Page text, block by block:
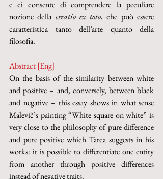
e ci consente di comprendere la peculiare
nozione della creatio ex toto, che può essere
caratteristica tanto dell’arte quanto della
filosofia.
Abstract [Eng]
On the basis of the similarity between white
and positive – and, conversely, between black
and negative – this essay shows in what sense
Malevič’s painting “White square on white” is
very close to the philosophy of pure difference
and pure positive which Tarca suggests in his
works: it is possible to differentiate one entity
from another through positive differences
instead of negative traits.